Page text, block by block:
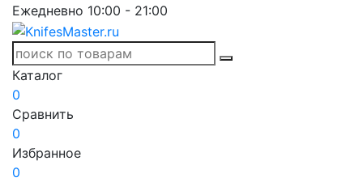
Ежедневно 10:00 - 21:00
Каталог
0
Сравнить
0
Избранное
0